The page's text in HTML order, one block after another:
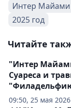
Интер Майами
2025 год
Читайте
09:50, 25 мая 2026
"Интер
Суареса и